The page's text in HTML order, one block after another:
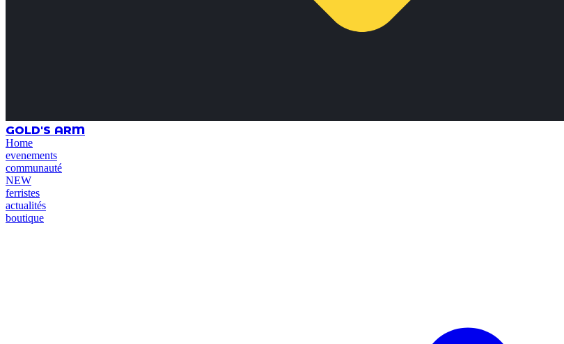
GOLD'S ARM
Home
evenements
communauté
NEW
ferristes
actualités
boutique